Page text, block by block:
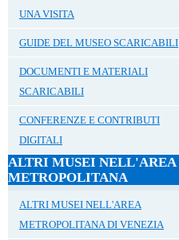
UNA VISITA
GUIDE DEL MUSEO SCARICABILI
DOCUMENTI E MATERIALI
SCARICABILI
CONFERENZE E CONTRIBUTI
DIGITALI
ALTRI MUSEI NELL'AREA
METROPOLITANA
ALTRI MUSEI NELL'AREA
METROPOLITANA DI VENEZIA